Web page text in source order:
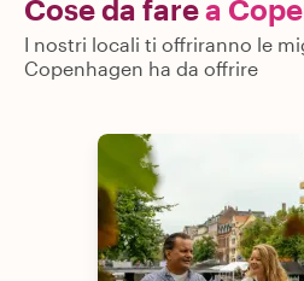
Cose da farea
I nostri locali ti offriranno le
Copenhagen ha da offrire